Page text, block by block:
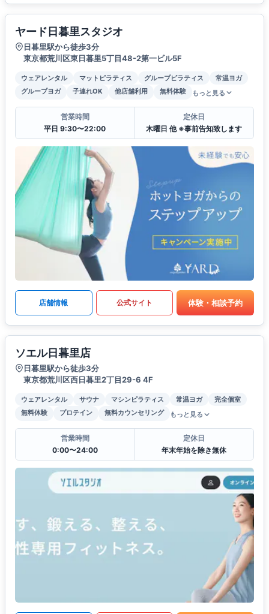
ヤード日暮里スタジオ
日暮里駅から徒歩3分
東京都荒川区東日暮里5丁目48-2第一ビル5F
ウェアレンタル マットピラティス グループピラティス
常温ヨガ
グループヨガ
子連れOK 他店舗利用 無料体験 もっと見る
営業時間
平日 9:30〜22:00
定休日
木曜日 他 ※事前告知致します
店舗情報 公式サイト 体験・相談予約
ソエル日暮里店
日暮里駅から徒歩3分
東京都荒川区西日暮里2丁目29-6 4F
ウェアレンタル サウナ マシンピラティス 常温ヨガ
完全個室
無料体験
プロテイン 無料カウンセリング もっと見る
営業時間
0:00〜24:00
定休日
年末年始を除き無休